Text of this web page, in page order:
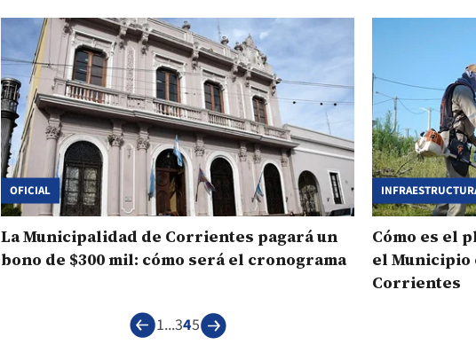
OFICIAL
La Municipalidad de Corrientes pagará un
bono de $300 mil: cómo será el cronograma
Cómo es el
el Municipio
Corrientes
1...345